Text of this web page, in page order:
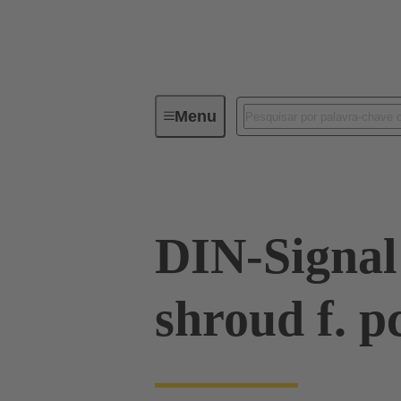
MenuDevice connectivity
DIN-
shroud f.